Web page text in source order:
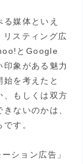
媒体といえ
スティング広
とGoogle
象がある魅力
を考えたと
、もしくは双方
ないのかは、
す。
ション広告」